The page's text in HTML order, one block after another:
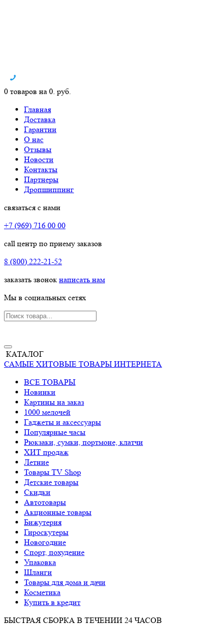
0 товаров на 0. руб.
Главная
Доставка
Гарантии
О нас
Отзывы
Новости
Контакты
Партнеры
Дропшиппинг
связаться с нами
+7 (969) 716 00 00
call центр по приему заказов
8 (800) 222-21-52
заказать звонок написать нам
Мы в социальных сетях
КАТАЛОГ
САМЫЕ ХИТОВЫЕ ТОВАРЫ ИНТЕРНЕТА
ВСЕ ТОВАРЫ
Новинки
Картины на заказ
1000 мелочей
Гаджеты и аксессуары
Популярные часы
Рюкзаки, сумки, портмоне, клатчи
ХИТ продаж
Летние
Товары TV Shop
Детские товары
Cкидки
Автотовары
Акционные товары
Бижутерия
Гироскутеры
Новогодние
Спорт, похудение
Упаковка
Шланги
Товары для дома и дачи
Косметика
Купить в кредит
БЫСТРАЯ СБОРКА В ТЕЧЕНИИ 24 ЧАСОВ